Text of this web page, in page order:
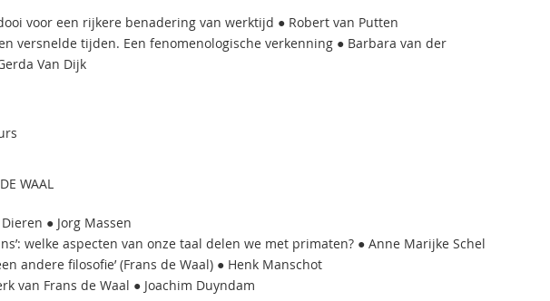
voor een rijkere benadering van werktijd ● Robert van Putten
versnelde tijden. Een fenomenologische verkenning ● Barbara van der
Van Dijk
WAAL
● Jorg Massen
welke aspecten van onze taal delen we met primaten? ● Anne Marijke Schel
andere filosofie’ (Frans de Waal) ● Henk Manschot
van Frans de Waal ● Joachim Duyndam